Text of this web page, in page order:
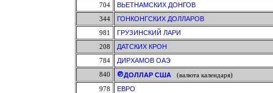
704
ВЬЕТНАМСКИХ ДОНГОВ
344
ГОНКОНГСКИХ ДОЛЛАРОВ
981
ГРУЗИНСКИЙ ЛАРИ
208
ДАТСКИХ КРОН
784
ДИРХАМОВ ОАЭ
840
ДОЛЛАР США(валюта календаря)
978
ЕВРО